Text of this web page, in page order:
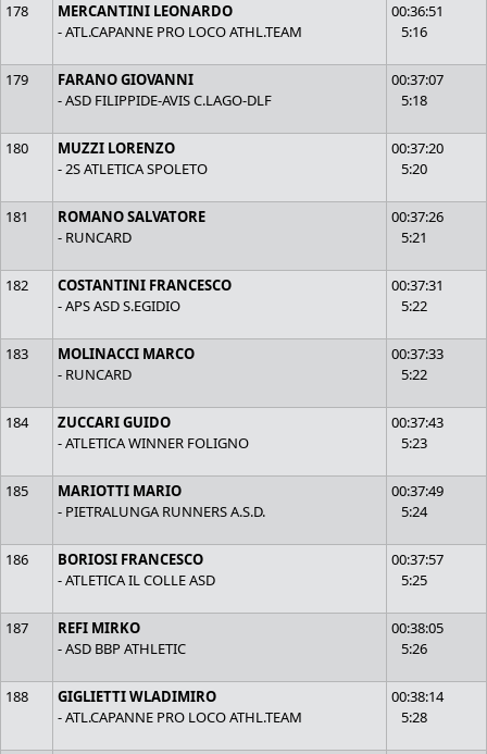
178
MERCANTINI LEONARDO
- ATL.CAPANNE PRO LOCO ATHL.TEAM
00:36:51
5:16
179
FARANO GIOVANNI
- ASD FILIPPIDE-AVIS C.LAGO-DLF
00:37:07
5:18
180
MUZZI LORENZO
- 2S ATLETICA SPOLETO
00:37:20
5:20
181
ROMANO SALVATORE
- RUNCARD
00:37:26
5:21
182
COSTANTINI FRANCESCO
- APS ASD S.EGIDIO
00:37:31
5:22
183
MOLINACCI MARCO
- RUNCARD
00:37:33
5:22
184
ZUCCARI GUIDO
- ATLETICA WINNER FOLIGNO
00:37:43
5:23
185
MARIOTTI MARIO
- PIETRALUNGA RUNNERS A.S.D.
00:37:49
5:24
186
BORIOSI FRANCESCO
- ATLETICA IL COLLE ASD
00:37:57
5:25
187
REFI MIRKO
- ASD BBP ATHLETIC
00:38:05
5:26
188
GIGLIETTI WLADIMIRO
- ATL.CAPANNE PRO LOCO ATHL.TEAM
00:38:14
5:28